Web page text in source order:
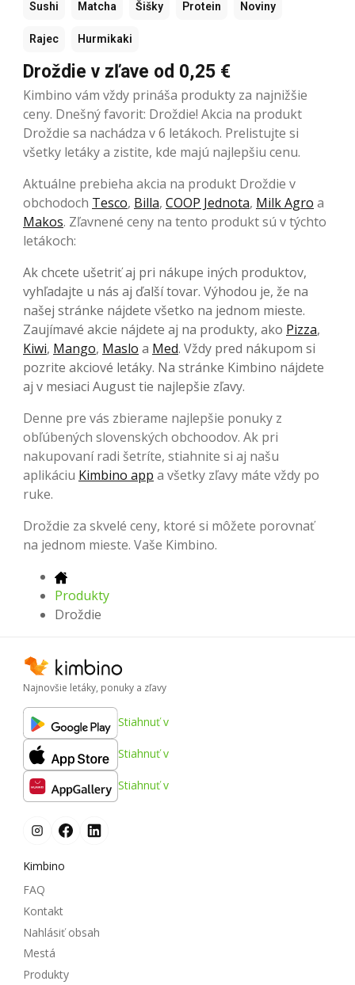
Sushi Matcha Šišky Protein Noviny
Rajec Hurmikaki
Droždie v zľave od 0,25 €
Kimbino vám vždy prináša produkty za najnižšie
ceny. Dnešný favorit: Droždie! Akcia na produkt
Droždie sa nachádza v 6 letákoch. Prelistujte si
všetky letáky a zistite, kde majú najlepšiu cenu.
Aktuálne prebieha akcia na produkt Droždie v
obchodoch Tesco, Billa, COOP Jednota, Milk Agro a
Makos. Zľavnené ceny na tento produkt sú v týchto
letákoch:
Ak chcete ušetriť aj pri nákupe iných produktov,
vyhľadajte u nás aj ďalší tovar. Výhodou je, že na
našej stránke nájdete všetko na jednom mieste.
Zaujímavé akcie nájdete aj na produkty, ako Pizza,
Kiwi, Mango, Maslo a Med. Vždy pred nákupom si
pozrite akciové letáky. Na stránke Kimbino nájdete
aj v mesiaci August tie najlepšie zľavy.
Denne pre vás zbierame najlepšie ponuky z
obľúbených slovenských obchoodov. Ak pri
nakupovaní radi šetríte, stiahnite si aj našu
aplikáciu Kimbino app a všetky zľavy máte vždy po
ruke.
Droždie za skvelé ceny, ktoré si môžete porovnať
na jednom mieste. Vaše Kimbino.
Produkty
Droždie
Najnovšie letáky, ponuky a zľavy
Stiahnuť v
Stiahnuť v
Stiahnuť v
Kimbino
FAQ
Kontakt
Nahlásiť obsah
Mestá
Produkty